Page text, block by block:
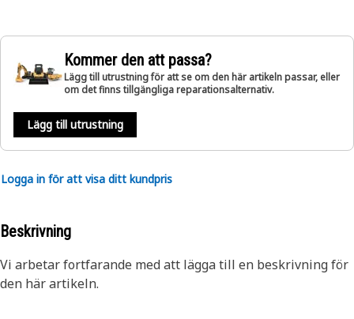
Kommer den att passa?
Lägg till utrustning för att se om den här artikeln passar, eller
om det finns tillgängliga reparationsalternativ.
Lägg till utrustning
Logga in för att visa ditt kundpris
Beskrivning
Vi arbetar fortfarande med att lägga till en beskrivning för
den här artikeln.